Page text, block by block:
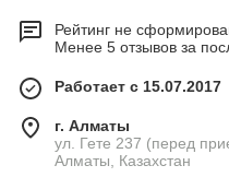
Рейтинг не
Менее 5 отзывов за
Работает с 15.07.2017
г. Алматы
ул. Гете 237 (перед
Алматы, Казахстан